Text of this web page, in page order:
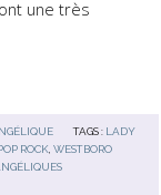
une très
TAGS : LADY
ROCK ,WESTBORO